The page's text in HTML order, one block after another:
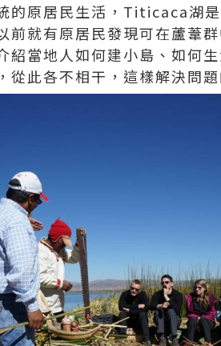
的原居民生活，Titicaca湖
前就有原居民發現可在蘆葦
紹當地人如何建小島、如何
從此各不相干，這樣解決問題